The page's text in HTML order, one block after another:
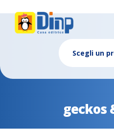
Scegli un
geckos